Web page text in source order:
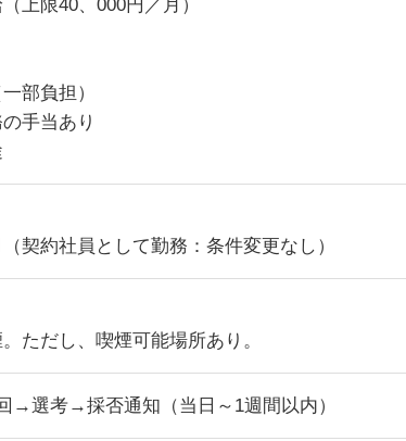
上限40、000円／月）
部負担）
手当あり
契約社員として勤務：条件変更なし）
ただし、喫煙可能場所あり。
→選考→採否通知（当日～1週間以内）